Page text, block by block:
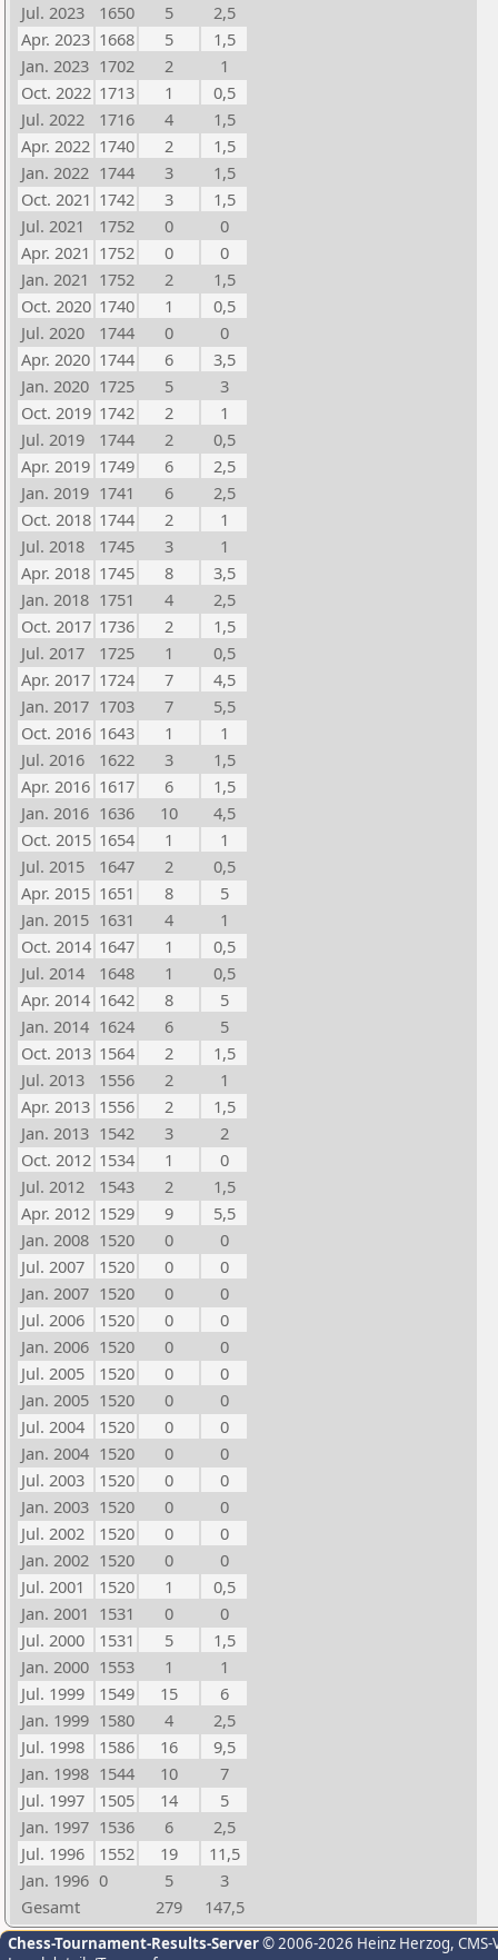
Jul. 2023
1650 5
2,5
Apr. 2023 1668 5
1,5
Jan. 2023 1702 2
1
Oct. 2022 1713 1
0,5
Jul. 2022
1716 4
1,5
Apr. 2022 1740 2
1,5
Jan. 2022 1744 3
1,5
Oct. 2021 1742 3
1,5
Jul. 2021
1752 0
0
Apr. 2021 1752 0
0
Jan. 2021 1752 2
1,5
Oct. 2020 1740 1
0,5
Jul. 2020
1744 0
0
Apr. 2020 1744 6
3,5
Jan. 2020 1725 5
3
Oct. 2019 1742 2
1
Jul. 2019
1744 2
0,5
Apr. 2019 1749 6
2,5
Jan. 2019 1741 6
2,5
Oct. 2018 1744 2
1
Jul. 2018
1745 3
1
Apr. 2018 1745 8
3,5
Jan. 2018 1751 4
2,5
Oct. 2017 1736 2
1,5
Jul. 2017
1725 1
0,5
Apr. 2017 1724 7
4,5
Jan. 2017 1703 7
5,5
Oct. 2016 1643 1
1
Jul. 2016
1622 3
1,5
Apr. 2016 1617 6
1,5
Jan. 2016 1636 10
4,5
Oct. 2015 1654 1
1
Jul. 2015
1647 2
0,5
Apr. 2015 1651 8
5
Jan. 2015 1631 4
1
Oct. 2014 1647 1
0,5
Jul. 2014
1648 1
0,5
Apr. 2014 1642 8
5
Jan. 2014 1624 6
5
Oct. 2013 1564 2
1,5
Jul. 2013
1556 2
1
Apr. 2013 1556 2
1,5
Jan. 2013 1542 3
2
Oct. 2012 1534 1
0
Jul. 2012
1543 2
1,5
Apr. 2012 1529 9
5,5
Jan. 2008 1520 0
0
Jul. 2007
1520 0
0
Jan. 2007 1520 0
0
Jul. 2006
1520 0
0
Jan. 2006 1520 0
0
Jul. 2005
1520 0
0
Jan. 2005 1520 0
0
Jul. 2004
1520 0
0
Jan. 2004 1520 0
0
Jul. 2003
1520 0
0
Jan. 2003 1520 0
0
Jul. 2002
1520 0
0
Jan. 2002 1520 0
0
Jul. 2001
1520 1
0,5
Jan. 2001 1531 0
0
Jul. 2000
1531 5
1,5
Jan. 2000 1553 1
1
Jul. 1999
1549 15
6
Jan. 1999 1580 4
2,5
Jul. 1998
1586 16
9,5
Jan. 1998 1544 10
7
Jul. 1997
1505 14
5
Jan. 1997 1536 6
2,5
Jul. 1996
1552 19
11,5
Jan. 1996 0 5
3
Gesamt
279 147,5
Chess-Tournament-Results-Server© 2006-2026 Heinz Herzog,